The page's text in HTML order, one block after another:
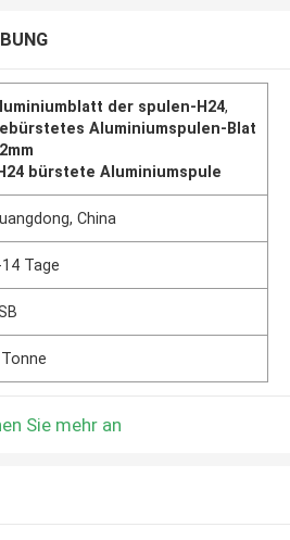
der spulen-H24,
Aluminiumspulen-Blat
bürstete Aluminiumspule
China
Tage
Sie mehr an